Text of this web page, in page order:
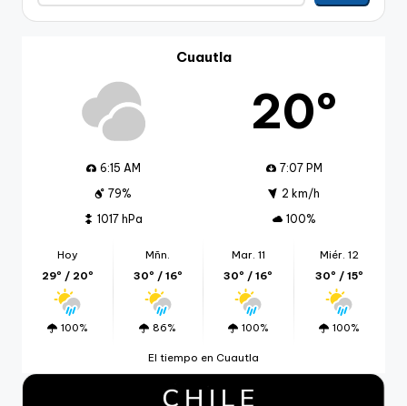
Cuautla
20º
6:15 AM
7:07 PM
79%
2 km/h
1017 hPa
100%
Hoy
29º / 20º
100%
Mñn.
30º / 16º
86%
Mar. 11
30º / 16º
100%
Miér. 12
30º / 15º
100%
El tiempo en Cuautla